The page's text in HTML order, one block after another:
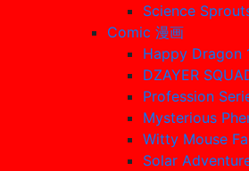
Science
Comic 漫画
Happy Dragon
DZAYER
Profession
Mysterious
Witty Mouse
Solar